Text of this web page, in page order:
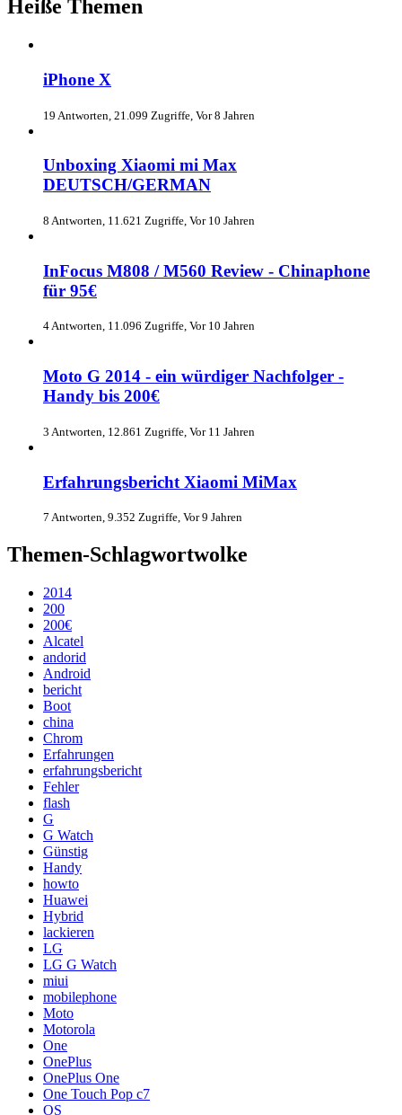
Heiße Themen
iPhone X
19 Antworten, 21.099 Zugriffe, Vor 8 Jahren
Unboxing Xiaomi mi Max
DEUTSCH/GERMAN
8 Antworten, 11.621 Zugriffe, Vor 10 Jahren
InFocus M808 / M560 Review - Chinaphone
für 95€
4 Antworten, 11.096 Zugriffe, Vor 10 Jahren
Moto G 2014 - ein würdiger Nachfolger -
Handy bis 200€
3 Antworten, 12.861 Zugriffe, Vor 11 Jahren
Erfahrungsbericht Xiaomi MiMax
7 Antworten, 9.352 Zugriffe, Vor 9 Jahren
Themen-Schlagwortwolke
2014
200
200€
Alcatel
andorid
Android
bericht
Boot
china
Chrom
Erfahrungen
erfahrungsbericht
Fehler
flash
G
G Watch
Günstig
Handy
howto
Huawei
Hybrid
lackieren
LG
LG G Watch
miui
mobilephone
Moto
Motorola
One
OnePlus
OnePlus One
One Touch Pop c7
OS